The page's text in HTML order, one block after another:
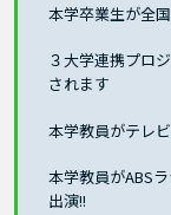
本学卒業生が全
３大学連携プロ
されます
本学教員がテレ
本学教員がABS
出演!!